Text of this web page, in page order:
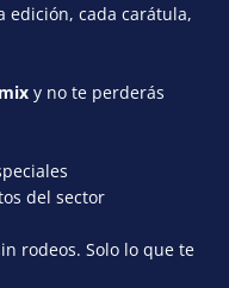
edición, cada carátula,
y no te perderás
del sector
rodeos. Solo lo que te